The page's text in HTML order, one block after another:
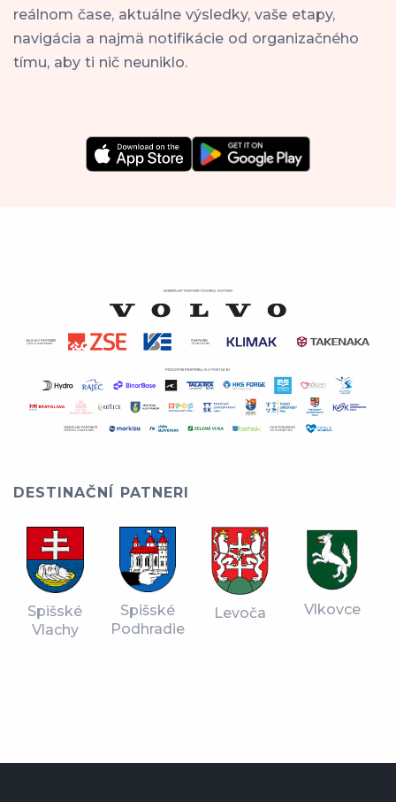
reálnom čase, aktuálne výsledky, vaše etapy,
navigácia a najmä notifikácie od organizačného
tímu, aby ti nič neuniklo.
DESTINAČNÍ PATNERI
Spišské
Vlachy
Spišské
Podhradie
Levoča Vlkovce